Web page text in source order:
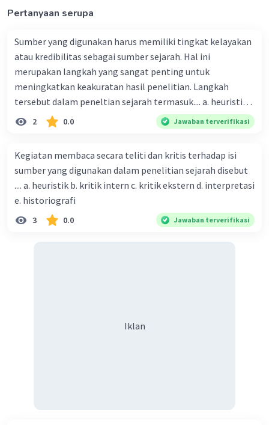
dasar analisis mereka tentang pemikiran politik
penggunaan sumber-sumber sejarah seperti
dokumen-dokumen politik, surat kabar, dan
catatan-catatan historis, mereka membangun
narasi tentang perkembangan pemikiran politik
di Indonesia selama periode tersebut. Perpaduan
ini memungkinkan mereka untuk memberikan
analisis yang lebih mendalam dan kontekstual
itu.
Beri Rating·0.0(0) Balas
Pertanyaan serupa
Sumber yang digunakan harus memiliki tingkat kelayakan
atau kredibilitas sebagai sumber sejarah. Hal ini
merupakan langkah yang sangat penting untuk
meningkatkan keakuratan hasil penelitian. Langkah
tersebut dalam peneltian sejarah termasuk.... a. heuristik
b. kritik ekstern c. historiografi d. kritik intern e.
2 0.0 Jawaban terverifikasi
Kegiatan membaca secara teliti dan kritis terhadap isi
sumber yang digunakan dalam penelitian sejarah disebut
.... a. heuristik b. kritik intern c. kritik ekstern d. interpretasi
e. historiografi
3 0.0 Jawaban terverifikasi
Iklan